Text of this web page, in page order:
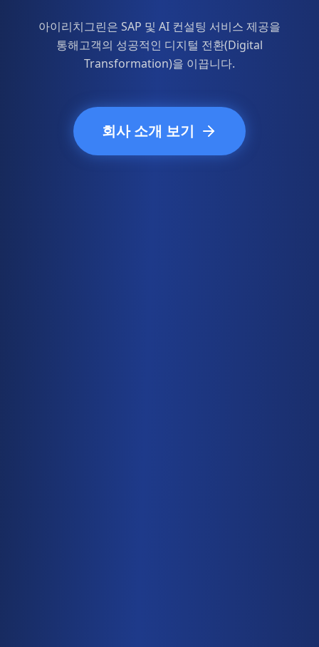
아이리치그린은 SAP 및 AI 컨설팅 서비스 제공을
통해고객의 성공적인 디지털 전환(Digital
Transformation)을 이끕니다.
회사 소개 보기